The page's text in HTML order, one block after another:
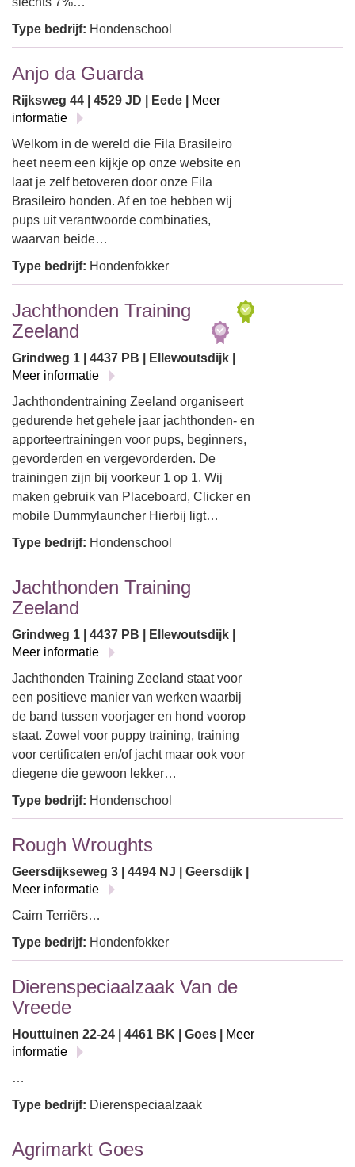
Type bedrijf: Hondenschool
Anjo da Guarda
Rijksweg 44 | 4529 JD | Eede |
Meer
informatie
Welkom in de wereld die Fila Brasileiro
heet neem een kijkje op onze website en
laat je zelf betoveren door onze Fila
Brasileiro honden. Af en toe hebben wij
pups uit verantwoorde combinaties,
waarvan beide…
Type bedrijf: Hondenfokker
Jachthonden Training
Zeeland
Grindweg 1 | 4437 PB | Ellewoutsdijk |
Meer informatie
Jachthondentraining Zeeland organiseert
gedurende het gehele jaar jachthonden- en
apporteertrainingen voor pups, beginners,
gevorderden en vergevorderden. De
trainingen zijn bij voorkeur 1 op 1. Wij
maken gebruik van Placeboard, Clicker en
mobile Dummylauncher Hierbij ligt…
Type bedrijf: Hondenschool
Jachthonden Training
Zeeland
Grindweg 1 | 4437 PB | Ellewoutsdijk |
Meer informatie
Jachthonden Training Zeeland staat voor
een positieve manier van werken waarbij
de band tussen voorjager en hond voorop
staat. Zowel voor puppy training, training
voor certificaten en/of jacht maar ook voor
diegene die gewoon lekker…
Type bedrijf: Hondenschool
Rough Wroughts
Geersdijkseweg 3 | 4494 NJ | Geersdijk |
Meer informatie
Cairn Terriërs…
Type bedrijf: Hondenfokker
Dierenspeciaalzaak Van de
Vreede
Houttuinen 22-24 | 4461 BK | Goes |
Meer
informatie
…
Type bedrijf: Dierenspeciaalzaak
Agrimarkt Goes